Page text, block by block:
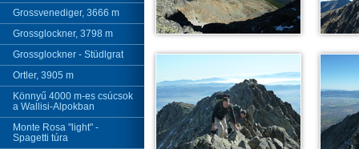
Grossvenediger, 3666 m
Grossglockner, 3798 m
Grossglockner - Stüdlgrat
Ortler, 3905 m
Könnyű 4000 m-es csúcsok
a Wallisi-Alpokban
Monte Rosa "light" -
Spagetti túra